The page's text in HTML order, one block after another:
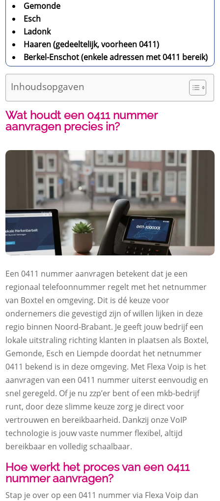
Gemonde
Esch
Ladonk
Haaren (gedeeltelijk, voorheen 0411)
Berkel-Enschot (enkele adressen met 0411 bereik)
Inhoudsopgaven
Wat houdt een 0411 nummer
aanvragen precies in?
Een 0411 nummer aanvragen betekent dat je een
regionaal telefoonnummer regelt met het netnummer
van Boxtel en omgeving. Dit is dé keuze voor
ondernemers die gevestigd zijn of willen lijken in deze
regio binnen Noord-Brabant. Je geeft jouw bedrijf een
lokale uitstraling richting klanten in plaatsen als Boxtel,
Gemonde, Esch en Liempde doordat het netnummer
0411 bekend is in deze omgeving. Met Flexa Voip is het
aanvragen van een 0411 nummer uiterst eenvoudig en
snel geregeld. Of je nu zzp’er bent of een mkb-bedrijf
runt, door deze slimme keuze zorg je direct voor
vertrouwen en bereikbaarheid. Dankzij onze VoIP
technologie is jouw vaste nummer flexibel, altijd
bereikbaar en volledig schaalbaar.
Hoe werkt het proces van een 0411
nummer aanvragen?
Stap je over op een 0411 nummer via Flexa Voip dan